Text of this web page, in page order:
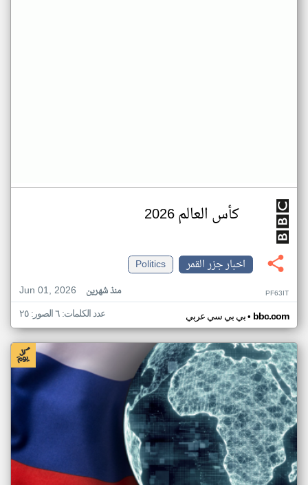
كأس العالم 2026
اخبار جزر القمر
Politics
Jun 01, 2026
منذ شهرين PF63IT
بي بي سي عربي• bbc.com عدد الكلمات: ٦ الصور: ٢٥